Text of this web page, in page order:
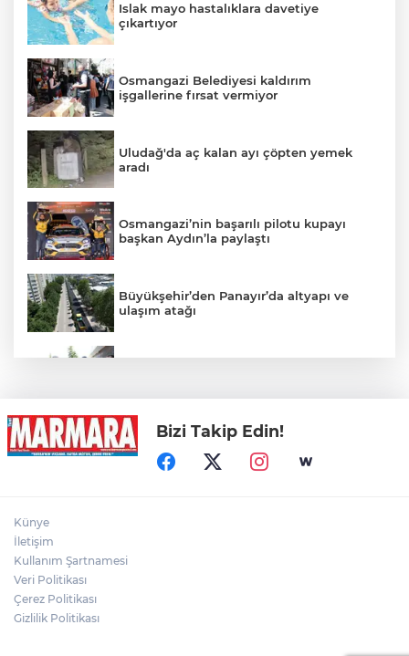
Islak mayo hastalıklara davetiye
çıkartıyor
Osmangazi Belediyesi kaldırım
işgallerine fırsat vermiyor
Uludağ'da aç kalan ayı çöpten yemek
aradı
Osmangazi’nin başarılı pilotu kupayı
başkan Aydın’la paylaştı
Büyükşehir’den Panayır’da altyapı ve
ulaşım atağı
Kepçe Alevlere Teslim Oldu
Bizi Takip Edin!
Künye
İletişim
Kullanım Şartnamesi
Veri Politikası
Çerez Politikası
Gizlilik Politikası